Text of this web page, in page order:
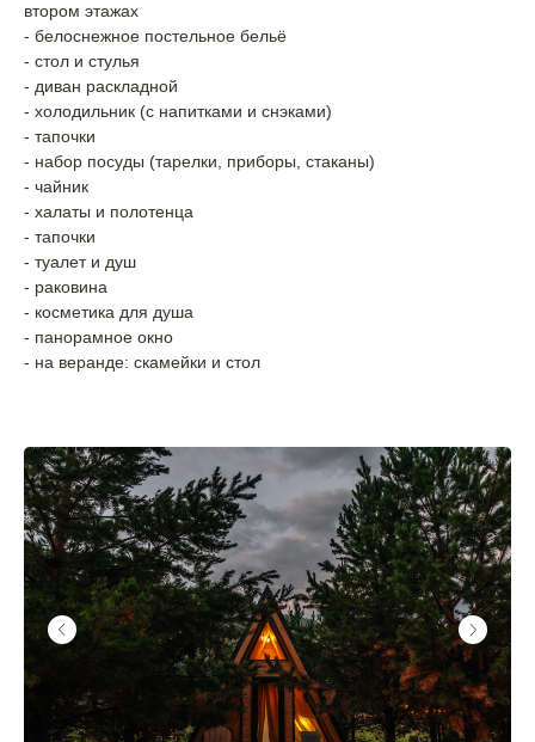
втором этажах
- белоснежное постельное бельё
- стол и стулья
- диван раскладной
- холодильник (с напитками и снэками)
- тапочки
- набор посуды (тарелки, приборы, стаканы)
- чайник
- халаты и полотенца
- тапочки
- туалет и душ
- раковина
- косметика для душа
- панорамное окно
- на веранде: скамейки и стол